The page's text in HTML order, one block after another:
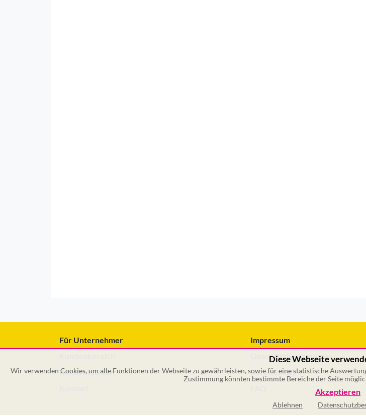
Für Unternehmer
Konto erstellen
Impressum
Geschäftsbedingungen
Datenschutz
Diese Webseite
Wir verwenden Cookies, um alle Funktionen der Webseite zu gewährleisten, sowie für eine statistische
Zustimmung könnten bestimmte Bereiche der Seite
Akzeptieren
Ablehnen